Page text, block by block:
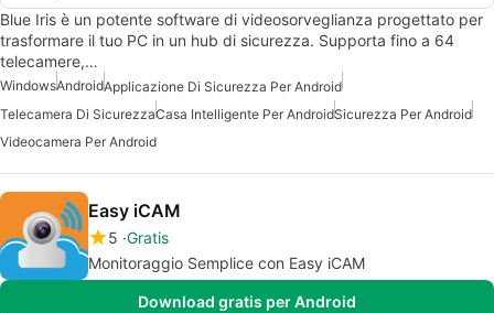
Blue Iris è un potente software di videosorveglianza progettato per
trasformare il tuo PC in un hub di sicurezza. Supporta fino a 64
telecamere,…
WindowsAndroidApplicazione Di Sicurezza Per Android
Telecamera Di SicurezzaCasa Intelligente Per AndroidSicurezza Per Android
Videocamera Per Android
Easy iCAM
5 Gratis
Monitoraggio Semplice con Easy iCAM
Download gratis per Android